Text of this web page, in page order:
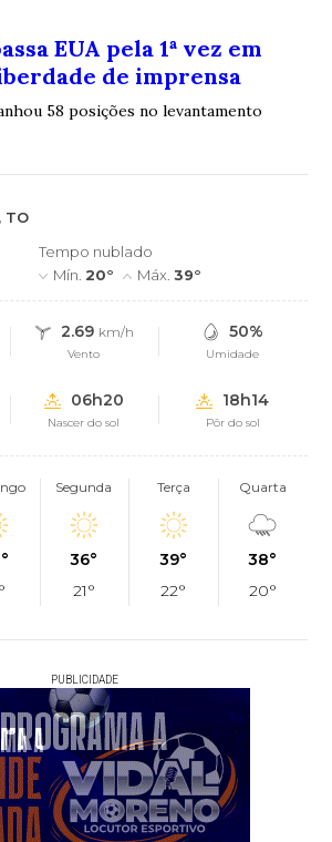
EUA pela 1ª vez em
de imprensa
58 posições no levantamento
TO
Tempo nublado
Mín.20° Máx.39°
2.69 km/h
Vento
50%
Umidade
06h20
Nascer do sol
18h14
Pôr do sol
Segunda
36°
21°
Terça
39°
22°
Quarta
38°
20°
PUBLICIDADE